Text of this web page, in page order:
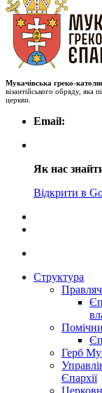
Мукачівська греко-
візантійського обряду, яка
церкви.
Email:
Як нас
Відкрити в
Структура
Герб
Єпархії